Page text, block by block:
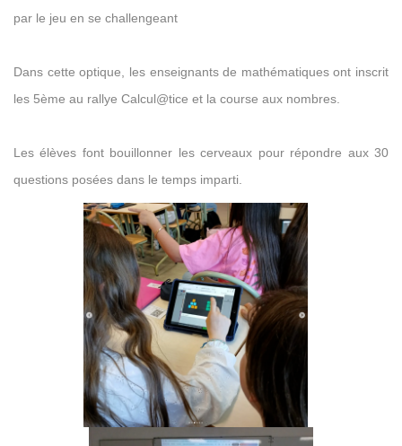
par le jeu en se challengeant
Dans cette optique, les enseignants de mathématiques ont inscrit
les 5ème au rallye Calcul@tice et la course aux nombres.
Les élèves font bouillonner les cerveaux pour répondre aux 30
questions posées dans le temps imparti.